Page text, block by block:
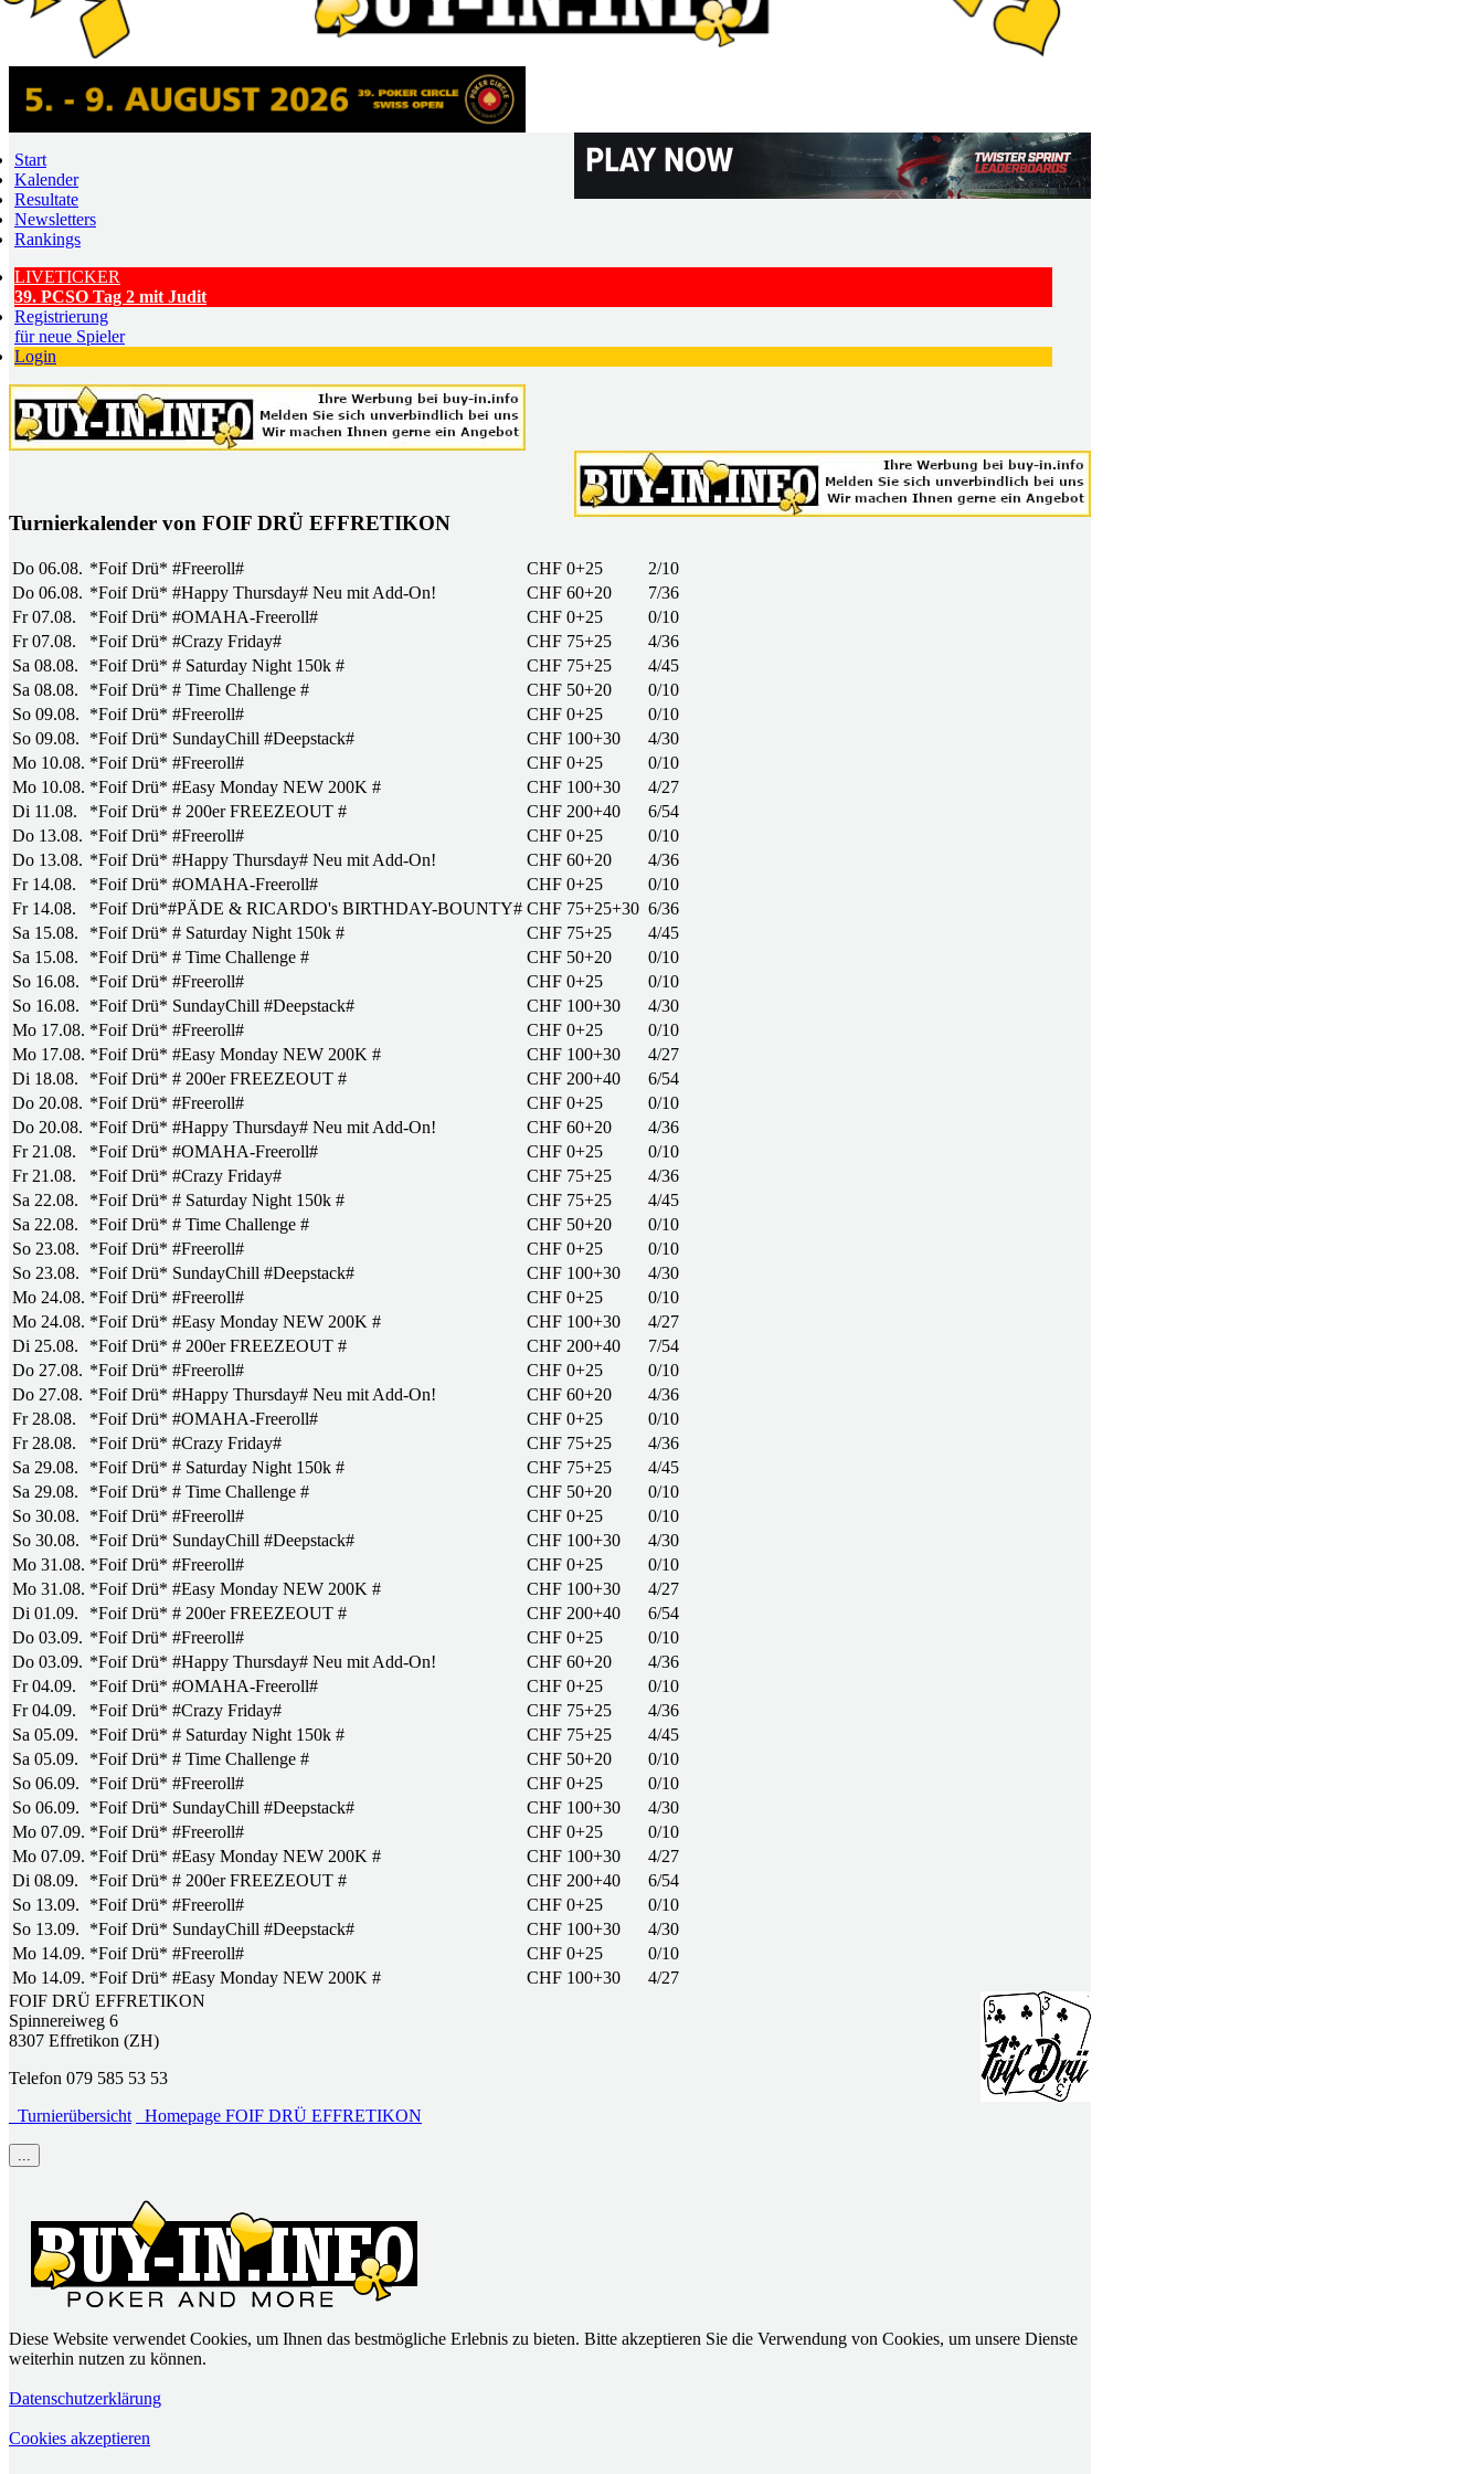
Start
Kalender
Resultate
Newsletters
Rankings
LIVETICKER
39. PCSO Tag 2 mit Judit
Registrierung
für neue Spieler
Login
Turnierkalender von FOIF DRÜ EFFRETIKON
Do 06.08. *Foif Drü* #Freeroll# CHF 0+25
2/10
Do 06.08. *Foif Drü* #Happy Thursday# Neu mit Add-On! CHF 60+20
7/36
Fr 07.08.
*Foif Drü* #OMAHA-Freeroll# CHF 0+25
0/10
Fr 07.08.
*Foif Drü* #Crazy Friday# CHF 75+25
4/36
Sa 08.08.
*Foif Drü* # Saturday Night 150k # CHF 75+25
4/45
Sa 08.08.
*Foif Drü* # Time Challenge # CHF 50+20
0/10
So 09.08.
*Foif Drü* #Freeroll# CHF 0+25
0/10
So 09.08.
*Foif Drü* SundayChill #Deepstack# CHF 100+30
4/30
Mo 10.08. *Foif Drü* #Freeroll# CHF 0+25
0/10
Mo 10.08. *Foif Drü* #Easy Monday NEW 200K # CHF 100+30
4/27
Di 11.08.
*Foif Drü* # 200er FREEZEOUT # CHF 200+40
6/54
Do 13.08. *Foif Drü* #Freeroll# CHF 0+25
0/10
Do 13.08. *Foif Drü* #Happy Thursday# Neu mit Add-On! CHF 60+20
4/36
Fr 14.08.
*Foif Drü* #OMAHA-Freeroll# CHF 0+25
0/10
Fr 14.08.
*Foif Drü*#PÄDE & RICARDO's BIRTHDAY-BOUNTY# CHF 75+25+30 6/36
Sa 15.08.
*Foif Drü* # Saturday Night 150k # CHF 75+25
4/45
Sa 15.08.
*Foif Drü* # Time Challenge # CHF 50+20
0/10
So 16.08.
*Foif Drü* #Freeroll# CHF 0+25
0/10
So 16.08.
*Foif Drü* SundayChill #Deepstack# CHF 100+30
4/30
Mo 17.08. *Foif Drü* #Freeroll# CHF 0+25
0/10
Mo 17.08. *Foif Drü* #Easy Monday NEW 200K # CHF 100+30
4/27
Di 18.08.
*Foif Drü* # 200er FREEZEOUT # CHF 200+40
6/54
Do 20.08. *Foif Drü* #Freeroll# CHF 0+25
0/10
Do 20.08. *Foif Drü* #Happy Thursday# Neu mit Add-On! CHF 60+20
4/36
Fr 21.08.
*Foif Drü* #OMAHA-Freeroll# CHF 0+25
0/10
Fr 21.08.
*Foif Drü* #Crazy Friday# CHF 75+25
4/36
Sa 22.08.
*Foif Drü* # Saturday Night 150k # CHF 75+25
4/45
Sa 22.08.
*Foif Drü* # Time Challenge # CHF 50+20
0/10
So 23.08.
*Foif Drü* #Freeroll# CHF 0+25
0/10
So 23.08.
*Foif Drü* SundayChill #Deepstack# CHF 100+30
4/30
Mo 24.08. *Foif Drü* #Freeroll# CHF 0+25
0/10
Mo 24.08. *Foif Drü* #Easy Monday NEW 200K # CHF 100+30
4/27
Di 25.08.
*Foif Drü* # 200er FREEZEOUT # CHF 200+40
7/54
Do 27.08. *Foif Drü* #Freeroll# CHF 0+25
0/10
Do 27.08. *Foif Drü* #Happy Thursday# Neu mit Add-On! CHF 60+20
4/36
Fr 28.08.
*Foif Drü* #OMAHA-Freeroll# CHF 0+25
0/10
Fr 28.08.
*Foif Drü* #Crazy Friday# CHF 75+25
4/36
Sa 29.08.
*Foif Drü* # Saturday Night 150k # CHF 75+25
4/45
Sa 29.08.
*Foif Drü* # Time Challenge # CHF 50+20
0/10
So 30.08.
*Foif Drü* #Freeroll# CHF 0+25
0/10
So 30.08.
*Foif Drü* SundayChill #Deepstack# CHF 100+30
4/30
Mo 31.08. *Foif Drü* #Freeroll# CHF 0+25
0/10
Mo 31.08. *Foif Drü* #Easy Monday NEW 200K # CHF 100+30
4/27
Di 01.09.
*Foif Drü* # 200er FREEZEOUT # CHF 200+40
6/54
Do 03.09. *Foif Drü* #Freeroll# CHF 0+25
0/10
Do 03.09. *Foif Drü* #Happy Thursday# Neu mit Add-On! CHF 60+20
4/36
Fr 04.09.
*Foif Drü* #OMAHA-Freeroll# CHF 0+25
0/10
Fr 04.09.
*Foif Drü* #Crazy Friday# CHF 75+25
4/36
Sa 05.09.
*Foif Drü* # Saturday Night 150k # CHF 75+25
4/45
Sa 05.09.
*Foif Drü* # Time Challenge # CHF 50+20
0/10
So 06.09.
*Foif Drü* #Freeroll# CHF 0+25
0/10
So 06.09.
*Foif Drü* SundayChill #Deepstack# CHF 100+30
4/30
Mo 07.09. *Foif Drü* #Freeroll# CHF 0+25
0/10
Mo 07.09. *Foif Drü* #Easy Monday NEW 200K # CHF 100+30
4/27
Di 08.09.
*Foif Drü* # 200er FREEZEOUT # CHF 200+40
6/54
So 13.09.
*Foif Drü* #Freeroll# CHF 0+25
0/10
So 13.09.
*Foif Drü* SundayChill #Deepstack# CHF 100+30
4/30
Mo 14.09. *Foif Drü* #Freeroll# CHF 0+25
0/10
Mo 14.09. *Foif Drü* #Easy Monday NEW 200K # CHF 100+30
4/27
FOIF DRÜ EFFRETIKON
Spinnereiweg 6
8307 Effretikon (ZH)
Telefon 079 585 53 53
Turnierübersicht
Homepage FOIF DRÜ EFFRETIKON
...
Diese Website verwendet Cookies, um Ihnen das bestmögliche Erlebnis zu bieten. Bitte akzeptieren Sie die Verwendung von Cookies, um unsere Dienste
weiterhin nutzen zu können.
Datenschutzerklärung
Cookies akzeptieren